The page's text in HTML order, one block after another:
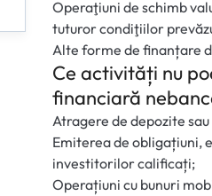
tab)
Operaţiuni de schimb
tuturor condiţiilor
Alte forme de finanțare
Ce activități nu
financiară
Atragere de depozite
Emiterea de obligațiuni,
investitorilor calificați;
Operațiuni cu bunuri